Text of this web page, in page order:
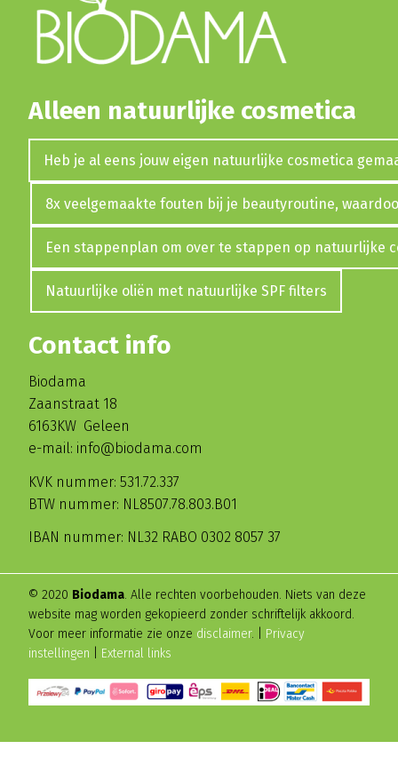
Alleen natuurlijke cosmetica
Heb je al eens jouw eigen natuurlijke cosmetica
8x veelgemaakte fouten bij je beautyroutine,
Een stappenplan om over te stappen op natuurlijke
Natuurlijke oliën met natuurlijke SPF filters
Contact info
Biodama
Zaanstraat 18
6163KW Geleen
e-mail: info@biodama.com
KVK nummer: 531.72.337
BTW nummer: NL8507.78.803.B01
IBAN nummer: NL32 RABO 0302 8057 37
© 2020 Biodama. Alle rechten voorbehouden. Niets van deze
website mag worden gekopieerd zonder schriftelijk akkoord.
Voor meer informatie zie onze disclaimer. | Privacy
instellingen
External links